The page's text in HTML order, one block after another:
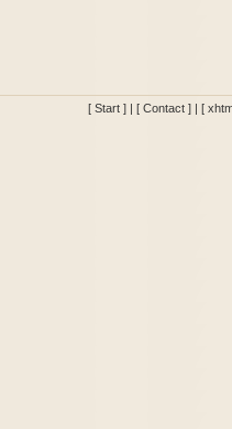
[ Start ] | [ Contact ] | [